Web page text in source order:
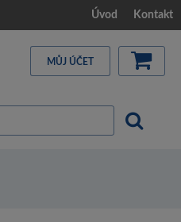
Úvod Kontakt
MŮJ ÚČET